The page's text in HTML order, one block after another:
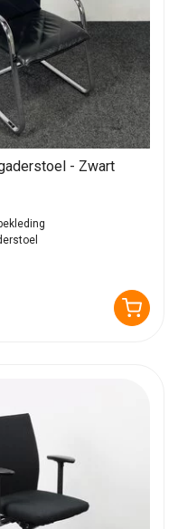
- Zwart